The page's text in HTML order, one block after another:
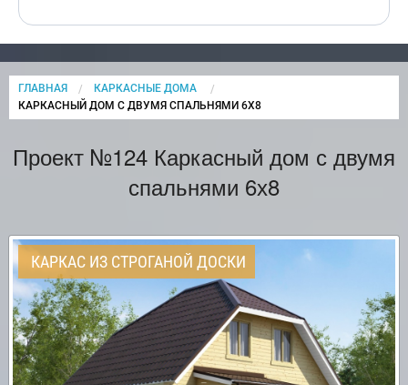
ГЛАВНАЯ
КАРКАСНЫЕ ДОМА
CURRENT:
КАРКАСНЫЙ ДОМ С ДВУМЯ СПАЛЬНЯМИ 6Х8
Проект №124 Каркасный дом с двумя
спальнями 6х8
КАРКАС ИЗ СТРОГАНОЙ ДОСКИ